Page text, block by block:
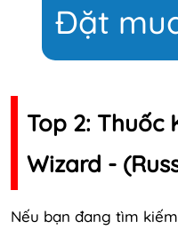
Đặt
Top 2: Thuốc
Wizard -
Nếu bạn đang tìm